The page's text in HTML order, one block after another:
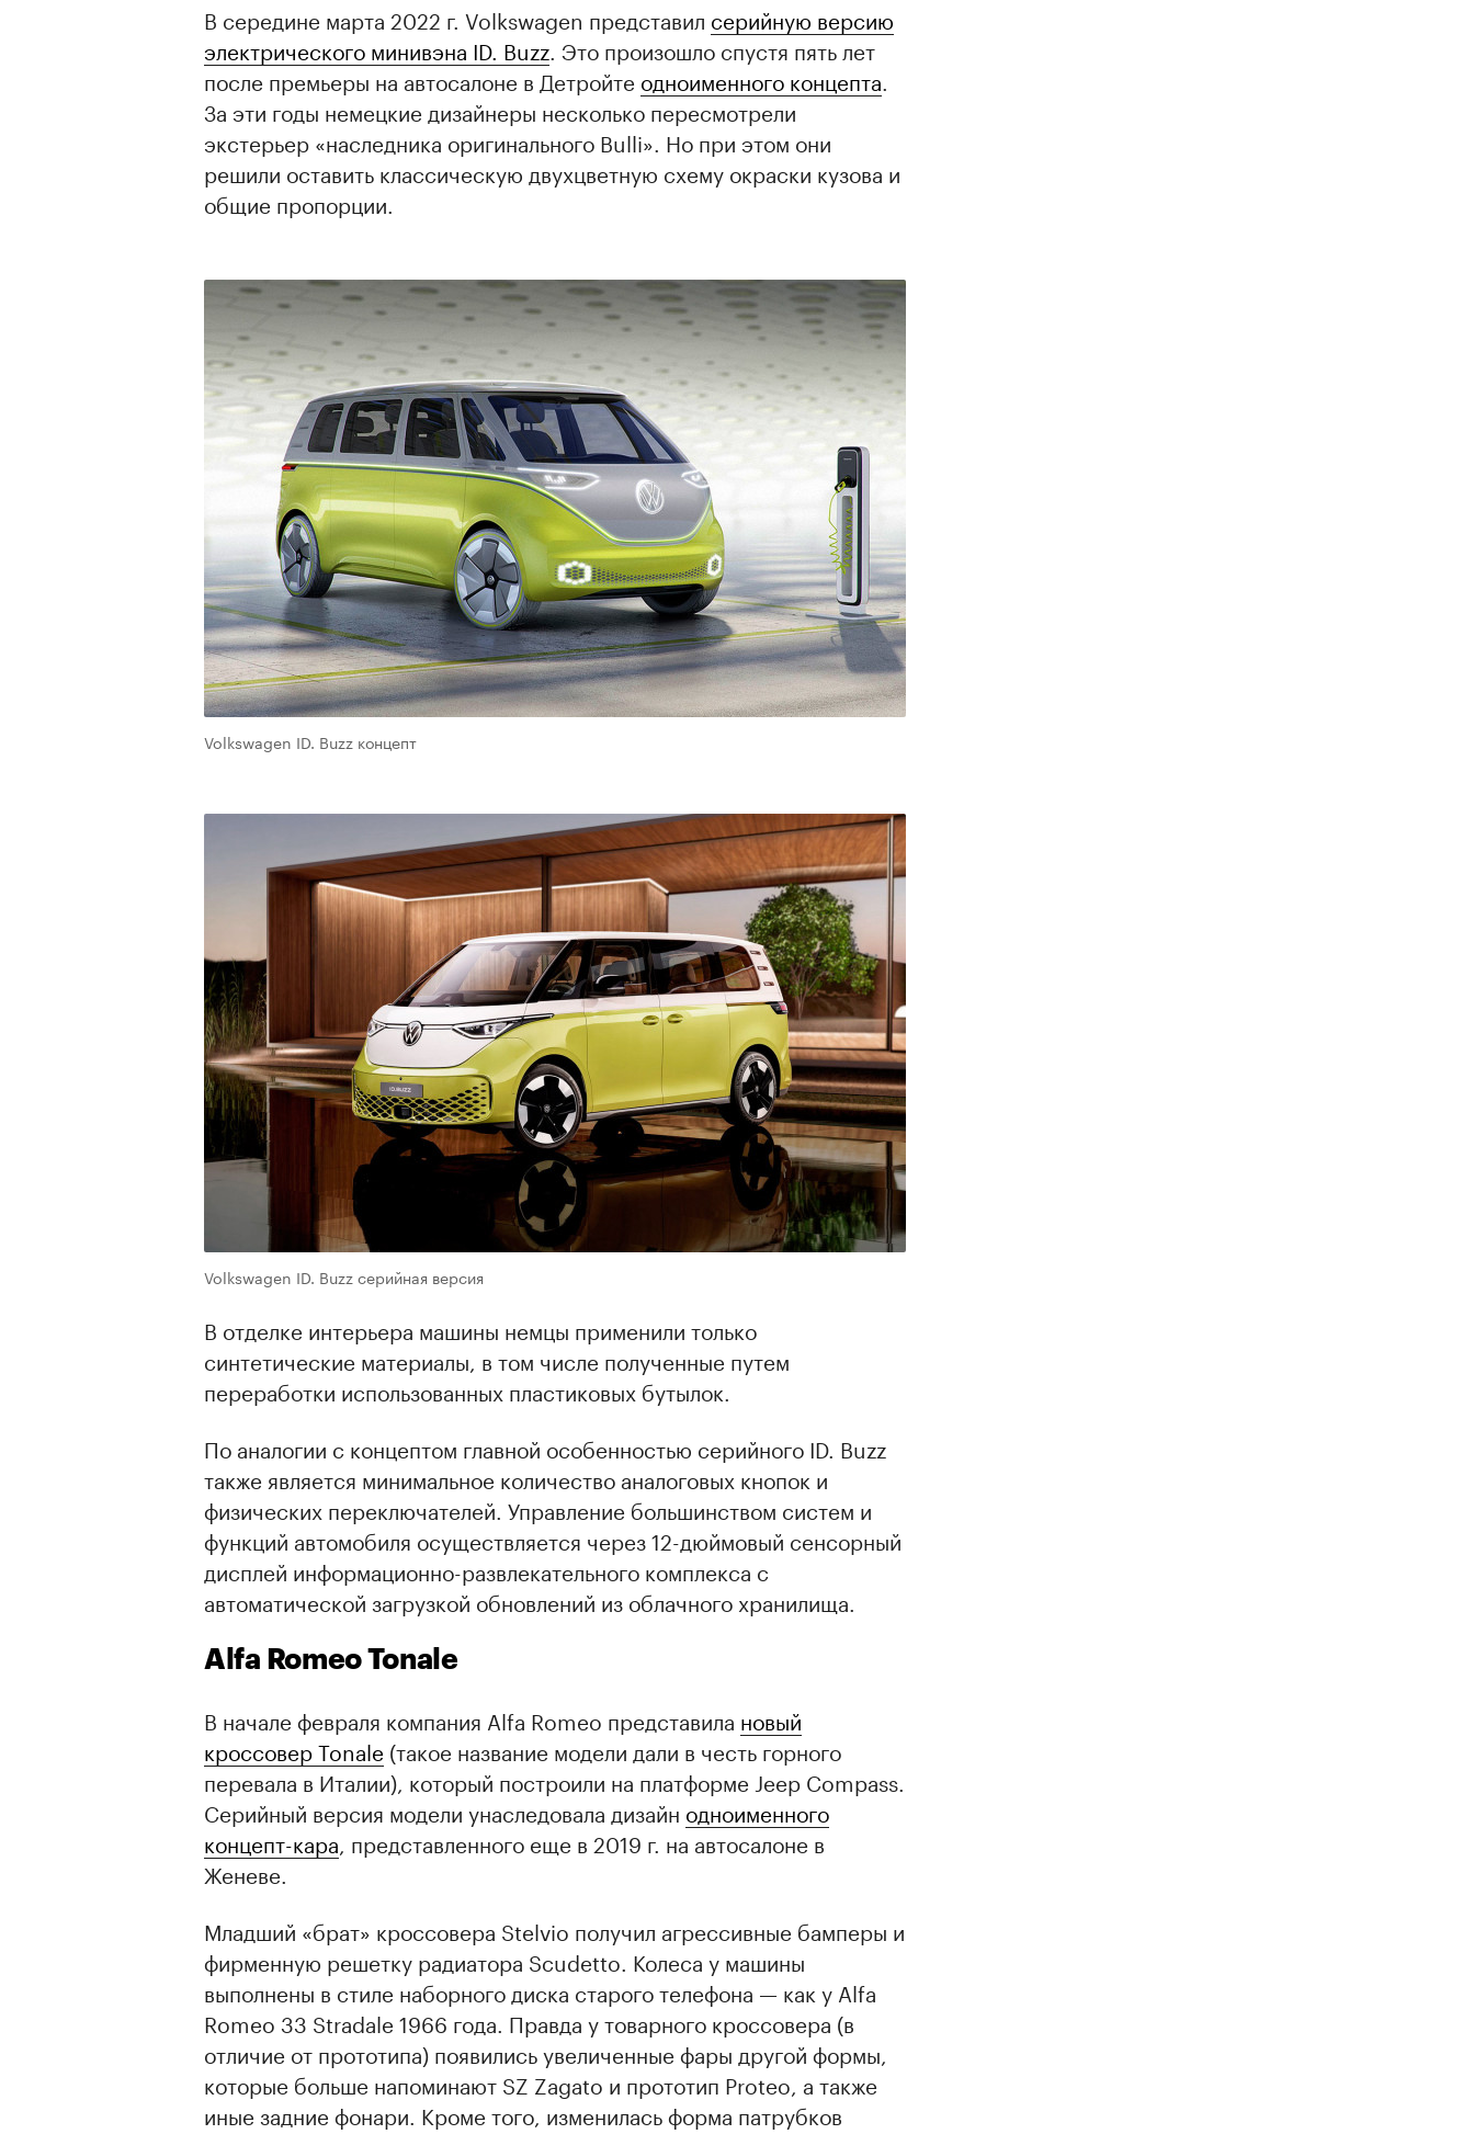
В середине марта 2022 г. Volkswagen представил серийную версию
электрического минивэна ID. Buzz . Это произошло спустя пять лет
после премьеры на автосалоне в Детройте одноименного концепта
За эти годы немецкие дизайнеры несколько пересмотрели
экстерьер «наследника оригинального Bulli». Но при этом они
решили оставить классическую двухцветную схему окраски кузова и
общие пропорции.
Volkswagen ID. Buzz концепт
Volkswagen ID. Buzz серийная версия
В отделке интерьера машины немцы применили только
синтетические материалы, в том числе полученные путем
переработки использованных пластиковых бутылок.
По аналогии с концептом главной особенностью серийного ID. Buzz
также является минимальное количество аналоговых кнопок и
физических переключателей. Управление большинством систем и
функций автомобиля осуществляется через 12-дюймовый сенсорный
дисплей информационно-развлекательного комплекса с
автоматической загрузкой обновлений из облачного хранилища.
Alfa Romeo Tonale
В начале февраля компания Alfa Romeo представила новый
кроссовер Tonale (такое название модели дали в честь горного
перевала в Италии), который построили на платформе Jeep Compass.
Серийный версия модели унаследовала дизайн одноименного
концепт-кара, представленного еще в 2019 г. на автосалоне в
Женеве.
Младший «брат» кроссовера Stelvio получил агрессивные бамперы и
фирменную решетку радиатора Scudetto. Колеса у машины
выполнены в стиле наборного диска старого телефона — как у Alfa
Romeo 33 Stradale 1966 года. Правда у товарного кроссовера (в
отличие от прототипа) появились увеличенные фары другой формы,
которые больше напоминают SZ Zagato и прототип Proteo, а также
иные задние фонари. Кроме того, изменилась форма патрубков